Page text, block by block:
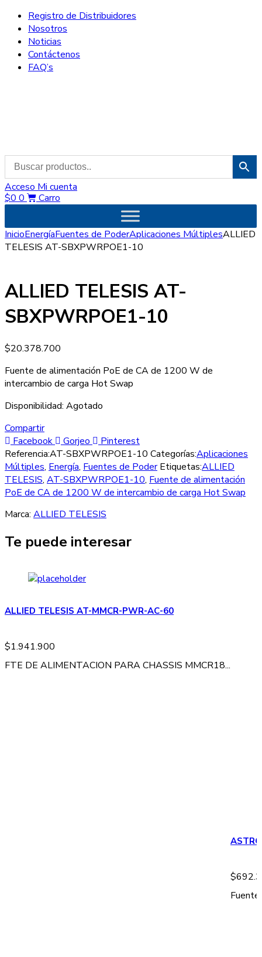
Registro de Distribuidores
Nosotros
Noticias
Contáctenos
FAQ’s
Acceso Mi cuenta
$0 0 Carro
InicioEnergíaFuentes de PoderAplicaciones MúltiplesALLIED
TELESIS AT-SBXPWRPOE1-10
ALLIED TELESIS AT-
SBXPWRPOE1-10
$20.378.700
Fuente de alimentación PoE de CA de 1200 W de
intercambio de carga Hot Swap
Disponibilidad: Agotado
Compartir
Facebook
Gorjeo
Pinterest
Referencia:AT-SBXPWRPOE1-10 Categorías:Aplicaciones
Múltiples, Energía, Fuentes de Poder Etiquetas:ALLIED
TELESIS, AT-SBXPWRPOE1-10, Fuente de alimentación
PoE de CA de 1200 W de intercambio de carga Hot Swap
Marca: ALLIED TELESIS
Te puede interesar
ALLIED TELESIS AT-MMCR-PWR-AC-60
$1.941.900
FTE DE ALIMENTACION PARA CHASSIS MMCR18...
$
Fuente